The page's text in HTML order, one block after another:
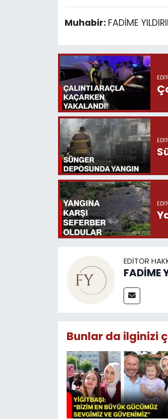
Muhabir: FADİME
EDITÖR
FADİME
Bunlar da ilginizi